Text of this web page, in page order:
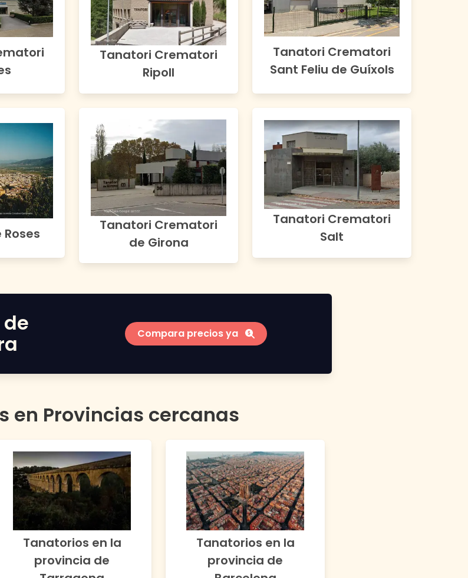
Tanatori Crematori
Ripoll
Tanatori Crematori
Sant Feliu de Guíxols
Tanatori Crematori
de Girona
Tanatori Crematori
Salt
Compara precios ya
en Provincias cercanas
Tanatorios en la
provincia de
Tanatorios en la
provincia de